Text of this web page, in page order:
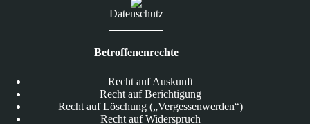
Datenschutz
Betroffenenrechte
Recht auf Auskunft
Recht auf Berichtigung
Recht auf Löschung („Vergessenwerden“)
Recht auf Widerspruch